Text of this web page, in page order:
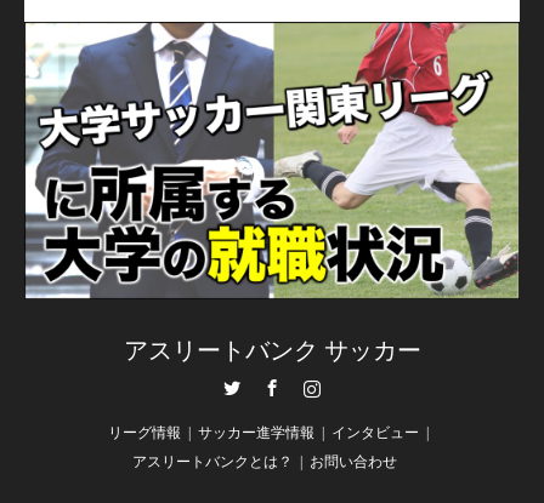
アスリートバンク サッカー
リーグ情報 サッカー進学情報
インタビュー
アスリートバンクとは？
お問い合わせ